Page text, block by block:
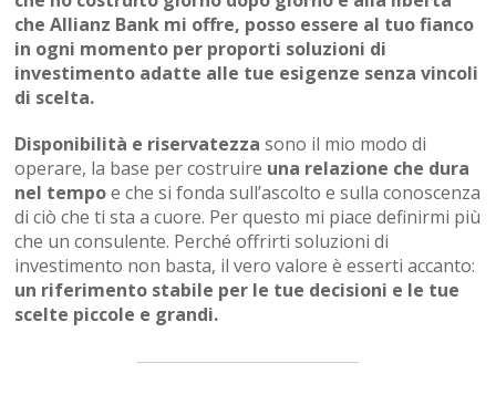
che Allianz Bank mi offre, posso essere al tuo fianco
in ogni momento per proporti soluzioni di
investimento adatte alle tue esigenze senza vincoli
di scelta.
Disponibilità e riservatezza sono il mio modo di
operare, la base per costruire una relazione che dura
nel tempoe che si fonda sull’ascolto e sulla conoscenza
di ciò che ti sta a cuore. Per questo mi piace definirmi più
che un consulente. Perché offrirti soluzioni di
investimento non basta, il vero valore è esserti accanto:
un riferimento stabile per le tue decisioni e le tue
scelte piccole e grandi.